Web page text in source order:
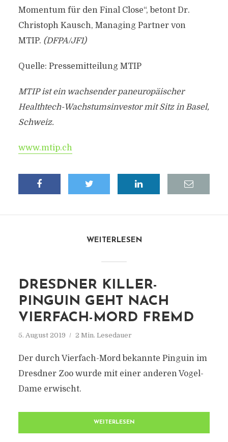
Momentum für den Final Close“, betont Dr.
Christoph Kausch, Managing Partner von
MTIP. (DFPA/JF1)
Quelle: Pressemitteilung MTIP
MTIP ist ein wachsender paneuropäischer
Healthtech-Wachstumsinvestor mit Sitz in Basel,
Schweiz.
www.mtip.ch
WEITERLESEN
DRESDNER KILLER-
PINGUIN GEHT NACH
VIERFACH-MORD FREMD
5. August 2019 2 Min. Lesedauer
Der durch Vierfach-Mord bekannte Pinguin im
Dresdner Zoo wurde mit einer anderen Vogel-
Dame erwischt.
WEITERLESEN